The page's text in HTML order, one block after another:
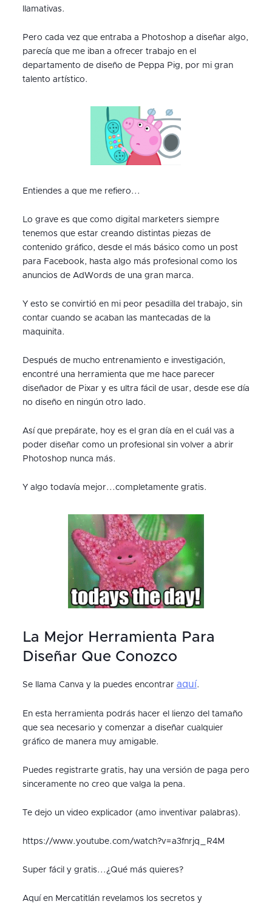
llamativas.
Pero cada vez que entraba a Photoshop a diseñar algo,
parecía que me iban a ofrecer trabajo en el
departamento de diseño de Peppa Pig, por mi gran
talento artístico.
Entiendes a que me refiero...
Lo grave es que como digital marketers siempre
tenemos que estar creando distintas piezas de
contenido gráfico, desde el más básico como un post
para Facebook, hasta algo más profesional como los
anuncios de AdWords de una gran marca.
Y esto se convirtió en mi peor pesadilla del trabajo, sin
contar cuando se acaban las mantecadas de la
maquinita.
Después de mucho entrenamiento e investigación,
encontré una herramienta que me hace parecer
diseñador de Pixar y es ultra fácil de usar, desde ese día
no diseño en ningún otro lado.
Así que prepárate, hoy es el gran día en el cuál vas a
poder diseñar como un profesional sin volver a abrir
Photoshop nunca más.
Y algo todavía mejor...completamente gratis.
La Mejor Herramienta Para
Diseñar Que Conozco
Se llama Canva y la puedes encontrar aquí.
En esta herramienta podrás hacer el lienzo del tamaño
que sea necesario y comenzar a diseñar cualquier
gráfico de manera muy amigable.
Puedes registrarte gratis, hay una versión de paga pero
sinceramente no creo que valga la pena.
Te dejo un video explicador (amo inventivar palabras).
https://www.youtube.com/watch?v=a3fnrjq_R4M
Super fácil y gratis...¿Qué más quieres?
Aquí en Mercatitlán revelamos los secretos y